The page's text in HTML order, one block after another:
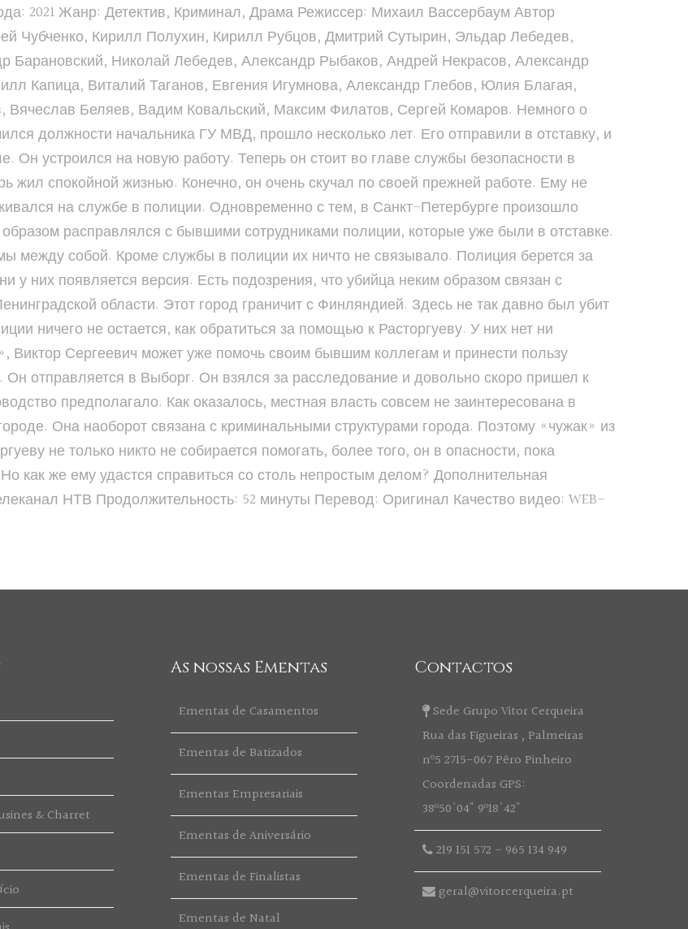
2021 Жанр: Детектив, Криминал, Драма Режиссер: Михаил Вассербаум Автор
Чубченко, Кирилл Полухин, Кирилл Рубцов, Дмитрий Сутырин, Эльдар Лебедев,
Барановский, Николай Лебедев, Александр Рыбаков, Андрей Некрасов, Александр
Капица, Виталий Таганов, Евгения Игумнова, Александр Глебов, Юлия Благая,
Беляев, Вадим Ковальский, Максим Филатов, Сергей Комаров. Немного о
должности начальника ГУ МВД, прошло несколько лет. Его отправили в отставку, и
Он устроился на новую работу. Теперь он стоит во главе службы безопасности в
жил спокойной жизнью. Конечно, он очень скучал по своей прежней работе. Ему не
на службе в полиции. Одновременно с тем, в Санкт-Петербурге произошло
расправлялся с бывшими сотрудниками полиции, которые уже были в отставке.
между собой. Кроме службы в полиции их ничто не связывало. Полиция берется за
у них появляется версия. Есть подозрения, что убийца неким образом связан с
области. Этот город граничит с Финляндией. Здесь не так давно был убит
ничего не остается, как обратиться за помощью к Расторгуеву. У них нет ни
Виктор Сергеевич может уже помочь своим бывшим коллегам и принести пользу
отправляется в Выборг. Он взялся за расследование и довольно скоро пришел к
предполагало. Как оказалось, местная власть совсем не заинтересована в
Она наоборот связана с криминальными структурами города. Поэтому «чужак» из
не только никто не собирается помогать, более того, он в опасности, пока
как же ему удастся справиться со столь непростым делом? Дополнительная
НТВ Продолжительность: 52 минуты Перевод: Оригинал Качество видео: WEB-
& Charret
As nossas Ementas
Ementas de Casamentos
Ementas de Batizados
Ementas Empresariais
Ementas de Aniversário
Ementas de Finalistas
Ementas de Natal
Contactos
Sede Grupo Vitor Cerqueira
Rua das Figueiras , Palmeiras
nº5 2715-067 Pêro Pinheiro
Coordenadas GPS:
38º50'04" 9º18'42"
219 151 572 - 965 134 949
geral@vitorcerqueira.pt